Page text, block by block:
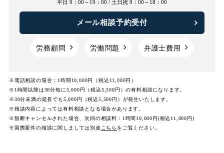
平日 9：00～19：00 / 土日祝 9：00～18：00
メール相談予約受付
労務顧問 労働問題 弁護士費用
※電話相談の場合：1時間10,000円（税込11,000円）
※1時間以降は30分毎に5,000円（税込5,500円）の有料相談になります。
※30分未満の延長でも5,000円（税込5,500円）が発生いたします。
※相談内容によっては有料相談となる場合があります。
※無断キャンセルされた場合、次回の相談料：1時間10,000円(税込11,000円)
※国際案件の相談に関しましては 別途 こちら をご覧ください。